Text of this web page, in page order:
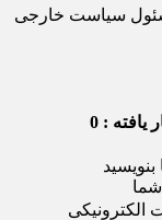
سیاست خارجی
یافته : 0
بنویسید
شما
الکترونیکی